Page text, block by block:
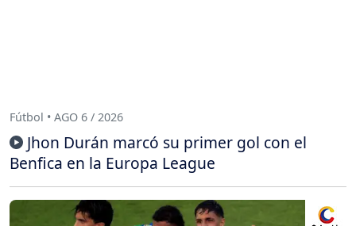
Fútbol • AGO 6 / 2026
Jhon Durán marcó su primer gol con el
Benfica en la Europa League